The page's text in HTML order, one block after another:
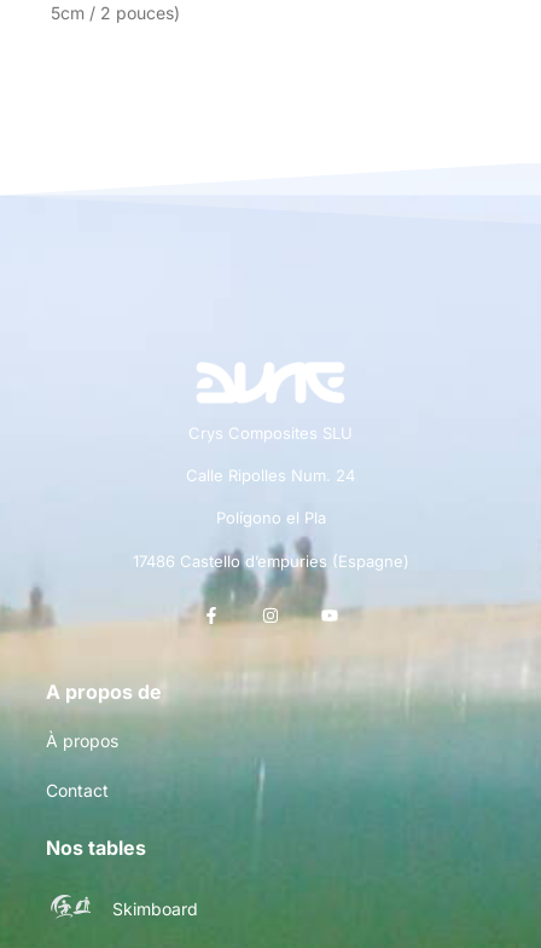
5cm / 2 pouces)
Crys Composites SLU
Calle Ripolles Num. 24
Polígono el Pla
17486 Castello d’empuries (Espagne)
A propos de
À propos
Contact
Nos tables
Skimboard